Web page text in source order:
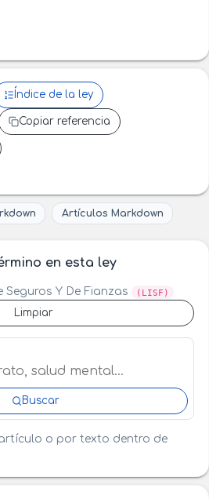
Índice de la ley
Copiar referencia
Artículos Markdown
en esta ley
Seguros Y De Fianzas (LISF)
Limpiar
en esta ley
Buscar
o por texto dentro de